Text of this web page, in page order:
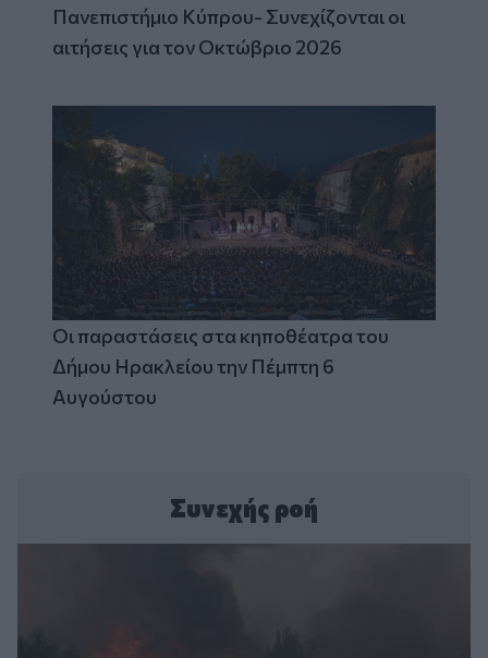
Πανεπιστήμιο Κύπρου- Συνεχίζονται οι
αιτήσεις για τον Οκτώβριο 2026
Οι παραστάσεις στα κηποθέατρα του
Δήμου Ηρακλείου την Πέμπτη 6
Αυγούστου
Συνεχής ροή